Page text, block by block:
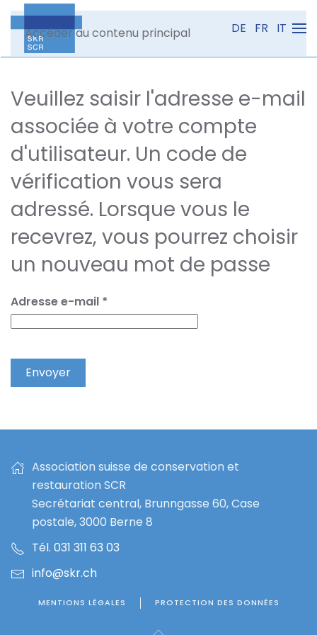
Accéder au contenu principal DE FR IT
Veuillez saisir l'adresse e-mail
associée à votre compte
d'utilisateur. Un code de
vérification vous sera
adressé. Lorsque vous le
recevrez, vous pourrez choisir
un nouveau mot de passe
Adresse e-mail *
Envoyer
Association suisse de conservation et
restauration SCR
Secrétariat central, Brunngasse 60, Case
postale, 3000 Berne 8
Tél. 031 311 63 03
info@skr.ch
MENTIONS LÉGALES PROTECTION DES DONNÉES